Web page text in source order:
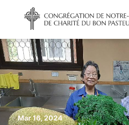
Mar 16, 2024